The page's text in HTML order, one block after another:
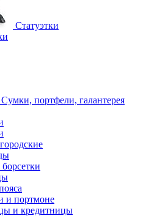
Статуэтки
Сумки, портфели, галантерея
и портмоне
и кредитницы